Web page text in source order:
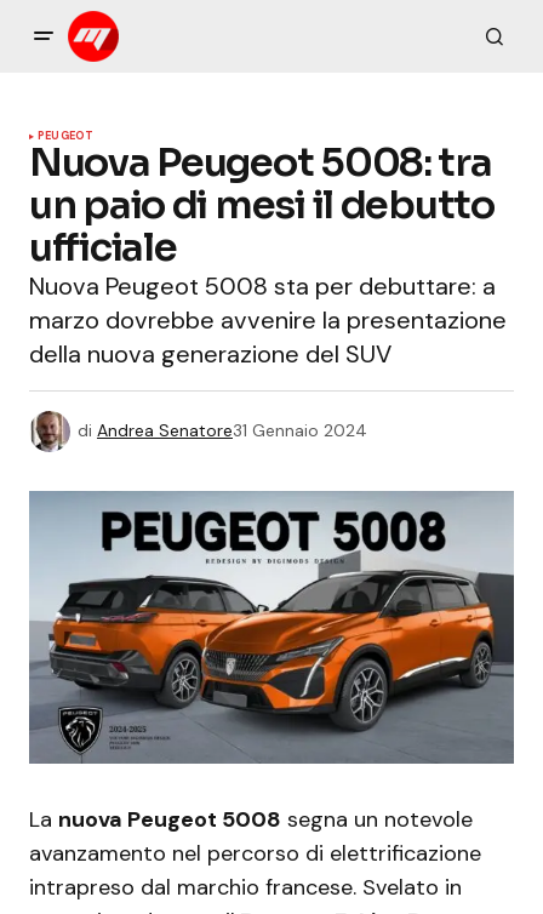
PEUGEOT
Nuova Peugeot 5008: tra
un paio di mesi il debutto
ufficiale
Nuova Peugeot 5008 sta per debuttare: a
marzo dovrebbe avvenire la presentazione
della nuova generazione del SUV
di Andrea Senatore31 Gennaio 2024
La nuova Peugeot 5008 segna un notevole
avanzamento nel percorso di elettrificazione
intrapreso dal marchio francese. Svelato in